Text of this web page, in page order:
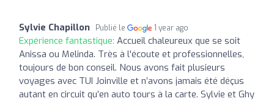
Sylvie Chapillon Publié le 1 year ago
Expérience fantastique: Accueil chaleureux que se soit
Anissa ou Melinda. Très à l'écoute et professionnelles,
toujours de bon conseil. Nous avons fait plusieurs
voyages avec TUI Joinville et n’avons jamais été déçus
autant en circuit qu’en auto tours à la carte. Sylvie et Ghy